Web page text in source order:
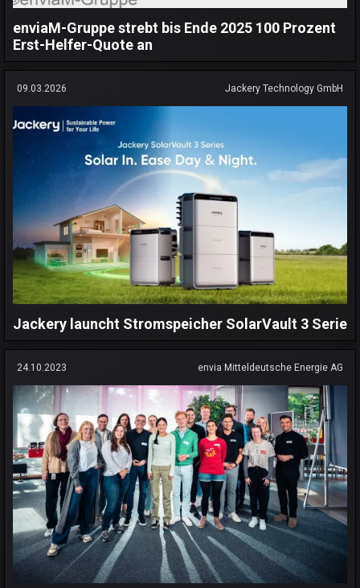
enviaM-Gruppe strebt bis Ende 2025 100 Prozent
Erst-Helfer-Quote an
09.03.2026 Jackery Technology GmbH
Jackery launcht Stromspeicher SolarVault 3 Serie
24.10.2023 envia Mitteldeutsche Energie AG